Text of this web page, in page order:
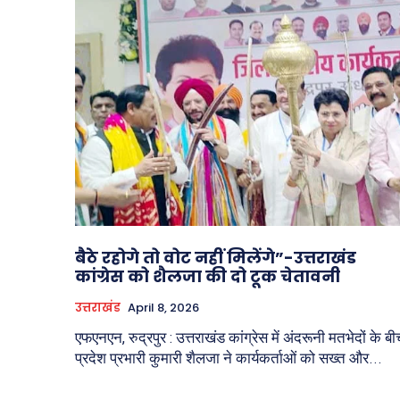
बैठे रहोगे तो वोट नहीं मिलेंगे”-उत्तराखंड
कांग्रेस को शैलजा की दो टूक चेतावनी
उत्तराखंड April 8, 2026
एफएनएन, रुद्रपुर : उत्तराखंड कांग्रेस में अंदरूनी मतभेदों के
प्रदेश प्रभारी कुमारी शैलजा ने कार्यकर्ताओं को सख्त और...